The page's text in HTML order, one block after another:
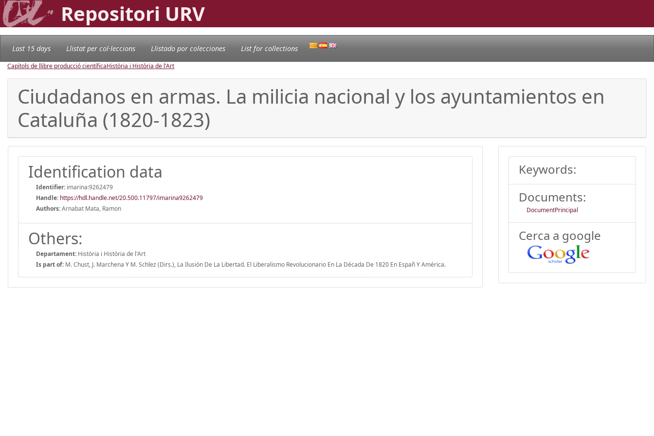
Repositori URV
Last 15 days Llistat per col·leccions Llistado por colecciones List for collections
Capítols de llibre producció científicaHistòria i Història de l'Art
Ciudadanos en armas. La milicia nacional y los ayuntamientos en
Cataluña (1820-1823)
Identification data
Identifier: imarina:9262479
Handle: https://hdl.handle.net/20.500.11797/imarina9262479
Authors:Arnabat Mata, Ramon
Others:
Departament: Història i Història de l'Art
Is part of: M. Chust, J. Marchena Y M. Schlez (Dirs.), La Ilusión De La Libertad. El Liberalismo Revolucionario En La Década De 1820 En Españ Y América.
Keywords:
Documents:
DocumentPrincipal
Cerca a google